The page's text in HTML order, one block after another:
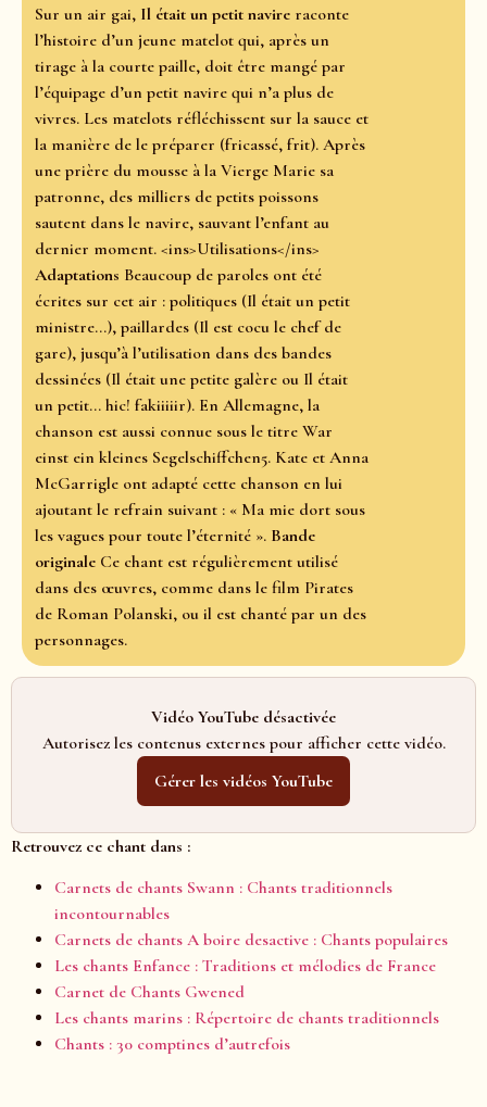
Sur un air gai, Il était un petit navire raconte
l’histoire d’un jeune matelot qui, après un
tirage à la courte paille, doit être mangé par
l’équipage d’un petit navire qui n’a plus de
vivres. Les matelots réfléchissent sur la sauce et
la manière de le préparer (fricassé, frit). Après
une prière du mousse à la Vierge Marie sa
patronne, des milliers de petits poissons
sautent dans le navire, sauvant l’enfant au
dernier moment. <ins>Utilisations</ins>
Adaptations Beaucoup de paroles ont été
écrites sur cet air : politiques (Il était un petit
ministre…), paillardes (Il est cocu le chef de
gare), jusqu’à l’utilisation dans des bandes
dessinées (Il était une petite galère ou Il était
un petit… hic! fakiiiiir). En Allemagne, la
chanson est aussi connue sous le titre War
einst ein kleines Segelschiffchen5. Kate et Anna
McGarrigle ont adapté cette chanson en lui
ajoutant le refrain suivant : « Ma mie dort sous
les vagues pour toute l’éternité ». Bande
originale Ce chant est régulièrement utilisé
dans des œuvres, comme dans le film Pirates
de Roman Polanski, ou il est chanté par un des
personnages.
Vidéo YouTube désactivée
Autorisez les contenus externes pour afficher cette vidéo.
Gérer les vidéos YouTube
Retrouvez ce chant dans :
Carnets de chants Swann : Chants traditionnels
incontournables
Carnets de chants A boire desactive : Chants populaires
Les chants Enfance : Traditions et mélodies de France
Carnet de Chants Gwened
Les chants marins : Répertoire de chants traditionnels
Chants : 30 comptines d’autrefois